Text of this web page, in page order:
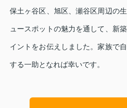
保土ヶ谷区、旭区、瀬谷区周辺の
ュースポットの魅力を通して、新
イントをお伝えしました。家族で
する一助となれば幸いです。